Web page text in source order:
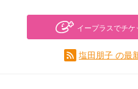
イープラスでチケ
塩田朋子 の最